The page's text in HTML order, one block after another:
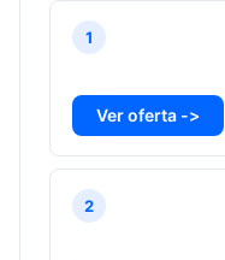
1
Ver oferta ->
2